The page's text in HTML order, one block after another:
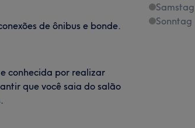
de ônibus e bonde.
conhecida por realizar
que você saia do salão
Samstag
Sonntag